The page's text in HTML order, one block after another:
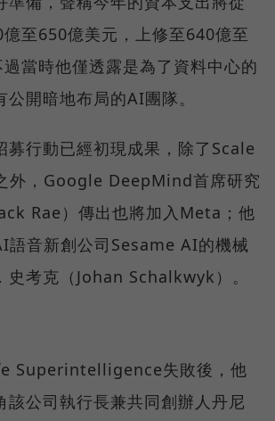
至650億美元，上修至640億至
當時他僅透露是為了資料中心的
開暗地布局的AI團隊。
募行動已經初現成果，除了Scale
外，Google DeepMind首席研究
Rae）傳出也將加入Meta；他
語音新創公司Sesame AI的機械
史考克（Johan Schalkwyk）。
Superintelligence失敗後，他
該公司執行長兼共同創辦人丹尼